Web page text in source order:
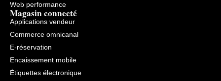
Web performance
Magasin connecté
Applications vendeur
Commerce omnicanal
E-réservation
Encaissement mobile
Étiquettes électronique